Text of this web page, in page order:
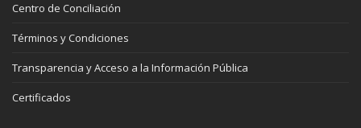
Centro de Conciliación
Términos y Condiciones
Transparencia y Acceso a la Información Pública
Certificados